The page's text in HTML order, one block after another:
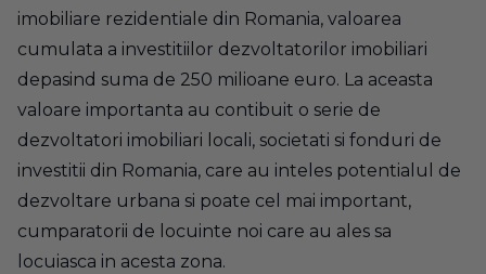
imobiliare rezidentiale din Romania, valoarea
cumulata a investitiilor dezvoltatorilor imobiliari
depasind suma de 250 milioane euro. La aceasta
valoare importanta au contibuit o serie de
dezvoltatori imobiliari locali, societati si fonduri de
investitii din Romania, care au inteles potentialul de
dezvoltare urbana si poate cel mai important,
cumparatorii de locuinte noi care au ales sa
locuiasca in acesta zona.